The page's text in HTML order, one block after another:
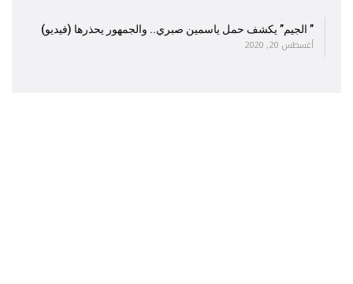
” الجيم” يكشف حمل ياسمين صبري.. والجمهور يحذرها (فيديو)
أغسطس 20, 2020